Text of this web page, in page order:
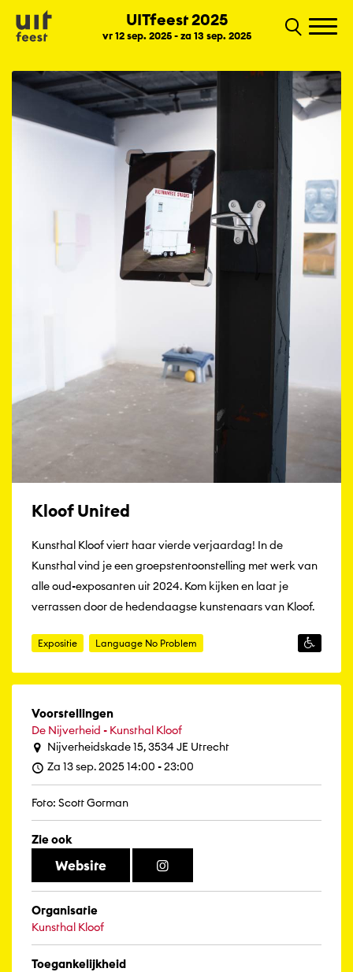
UITfeest 2025
vr 12 sep. 2025 - za 13 sep. 2025
Kloof United
Kunsthal Kloof viert haar vierde verjaardag! In de
Kunsthal vind je een groepstentoonstelling met werk van
alle oud-exposanten uit 2024. Kom kijken en laat je
verrassen door de hedendaagse kunstenaars van Kloof.
Expositie Language No Problem
Voorstellingen
De Nijverheid - Kunsthal Kloof
Nijverheidskade 15, 3534 JE Utrecht
Za 13 sep. 2025 14:00 - 23:00
Foto: Scott Gorman
Zie ook
Website
Organisatie
Kunsthal Kloof
Toegankelijkheid